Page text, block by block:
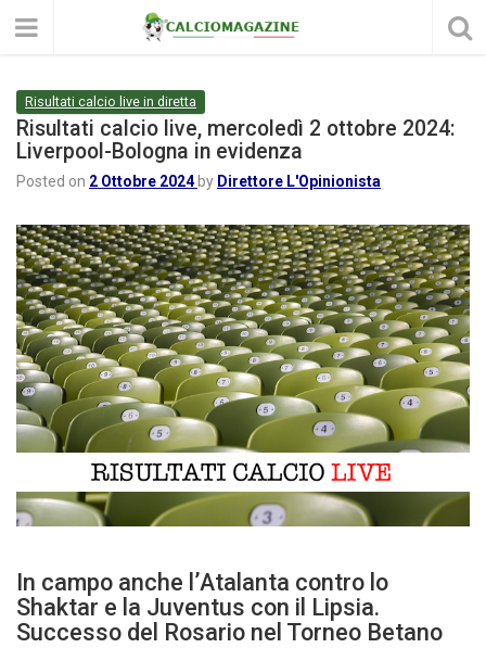
Risultati calcio live in diretta
Risultati calcio live, mercoledì 2 ottobre 2024:
Liverpool-Bologna in evidenza
Posted on 2 Ottobre 2024 by Direttore L'Opinionista
In campo anche l’Atalanta contro lo
Shaktar e la Juventus con il Lipsia.
Successo del Rosario nel Torneo Betano